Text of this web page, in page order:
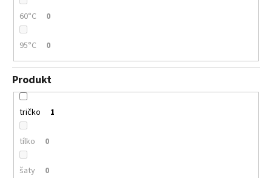
60°C 0
95°C 0
Produkt
tričko 1
tílko 0
šaty 0